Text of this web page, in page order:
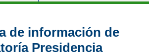
de información de
Presidencia